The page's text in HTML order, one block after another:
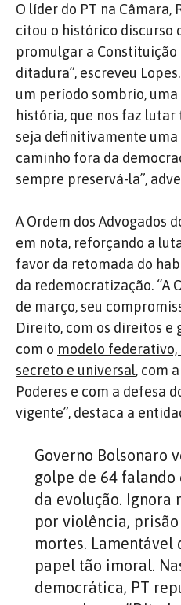
O líder do PT na Câmara,
citou o histórico discurso
promulgar a Constituição
ditadura”, escreveu
um período sombrio,
história, que nos faz lutar
seja definitivamente uma
caminho fora da
sempre preservá-la”,
A Ordem dos Advogados
em nota, reforçando a
favor da retomada do
da redemocratização. “A
de março, seu
Direito, com os direitos e
com o modelo
secreto e universal, com
Poderes e com a defesa
vigente”, destaca a
Governo Bolsonaro
golpe de 64
da evolução. Ignora
por violência,
mortes. Lamentável
papel tão imoral.
democrática, PT